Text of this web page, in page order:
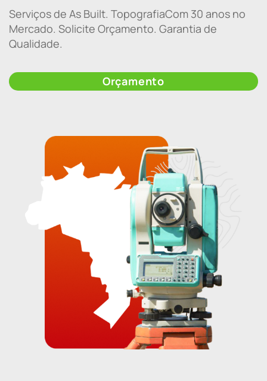
Serviços de As Built. TopografiaCom 30 anos no
Mercado. Solicite Orçamento. Garantia de
Qualidade.
Orçamento